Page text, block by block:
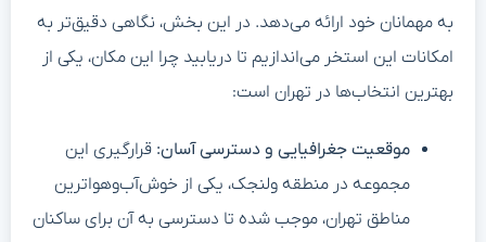
به مهمانان خود ارائه می‌دهد. در این بخش، نگاهی دقیق‌تر به
امکانات این استخر می‌اندازیم تا دریابید چرا این مکان، یکی از
بهترین انتخاب‌ها در تهران است:
موقعیت جغرافیایی و دسترسی آسان: قرارگیری این
مجموعه در منطقه ولنجک، یکی از خوش‌آب‌وهواترین
مناطق تهران، موجب شده تا دسترسی به آن برای ساکنان